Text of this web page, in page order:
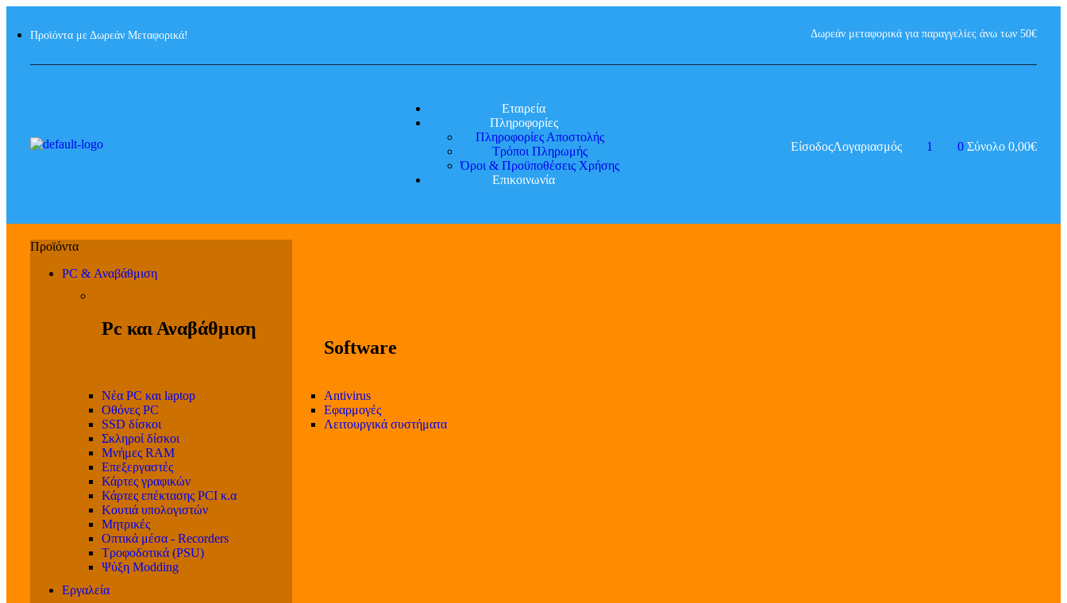
Προϊόντα με Δωρεάν Μεταφορικά! Δωρεάν μεταφορικά για παραγγελίες άνω των 50€
Εταιρεία
Πληροφορίες
Πληροφορίες Αποστολής
Τρόποι Πληρωμής
Όροι & Προϋποθέσεις Χρήσης
Επικοινωνία
ΕίσοδοςΛογαριασμός 1 0 Σύνολο 0,00€
PC & Αναβάθμιση
Pc και Αναβάθμιση
Software
Νέα PC και laptop
Οθόνες PC
SSD δίσκοι
Σκληροί δίσκοι
Μνήμες RAM
Επεξεργαστές
Κάρτες γραφικών
Κάρτες επέκτασης PCI κ.α
Κουτιά υπολογιστών
Μητρικές
Οπτικά μέσα - Recorders
Τροφοδοτικά (PSU)
Ψύξη Modding
Antivirus
Εφαρμογές
Λειτουργικά συστήματα
Εργαλεία